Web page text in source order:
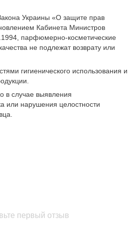
Украины «О защите прав
Кабинета Министров
парфюмерно-косметические
не подлежат возврату или
гигиенического использования и
в случае выявления
или нарушения целостности
первый отзыв